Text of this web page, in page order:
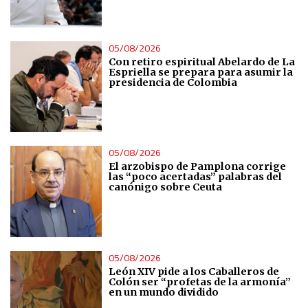
05/08/2026
Con retiro espiritual Abelardo de La
Espriella se prepara para asumir la
presidencia de Colombia
05/08/2026
El arzobispo de Pamplona corrige
las “poco acertadas” palabras del
canónigo sobre Ceuta
05/08/2026
León XIV pide a los Caballeros de
Colón ser “profetas de la armonía”
en un mundo dividido